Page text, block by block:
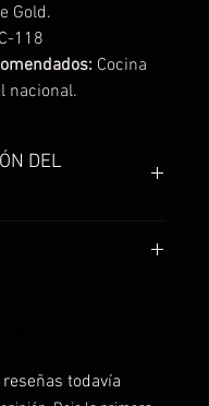
Gold.
C-118
Cocina
nacional.
DEL
lavaplatos en
en rose gold.
reseñas todavía